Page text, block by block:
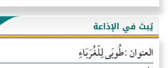
يُبث في الإذاعة
العنوان :طُوبَى لِلْغُرَبَاءِ